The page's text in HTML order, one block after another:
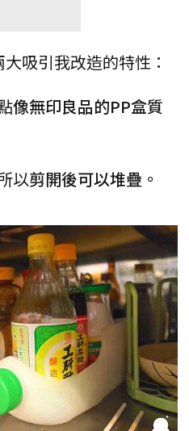
吸引我改造的特性：
像無印良品的PP盒質
以剪開後可以堆疊。